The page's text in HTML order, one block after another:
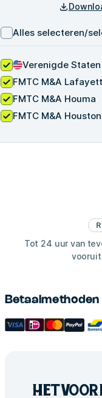
Alles selecteren/
Verenigde Staten
FMTC M&A
FMTC M&A Houma
FMTC M&A Houston
Tot 24 uur van
Betaalmethoden
HET